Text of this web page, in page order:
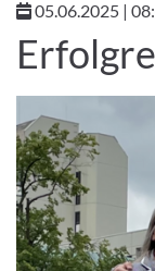
05.06.2025 |